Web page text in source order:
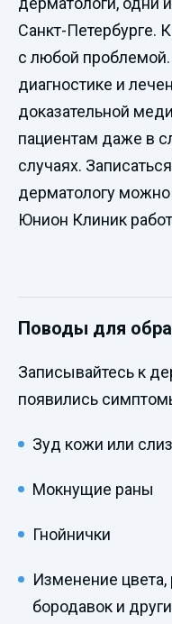
Санкт-Петербурге.
с любой
диагностике и
доказательной
пациентам даже в
случаях.
дерматологу
Юнион Клиник
Поводы для
Записывайтесь к
появились
Зуд кожи или
Мокнущие раны
Гнойнички
Изменение
бородавок и